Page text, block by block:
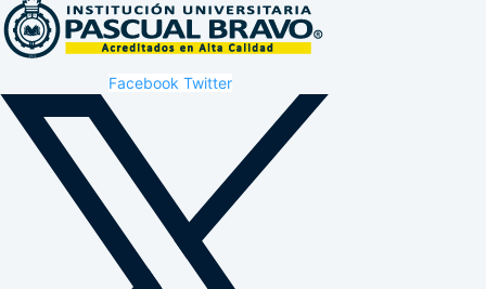
Facebook Twitter